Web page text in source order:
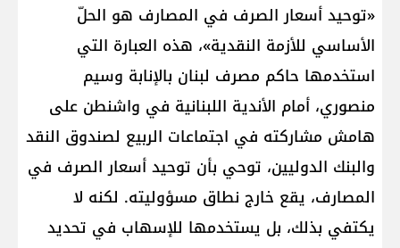
«توحيد أسعار الصرف في المصارف هو الحلّ
الأساسي للأزمة النقدية»، هذه العبارة التي
استخدمها حاكم مصرف لبنان بالإنابة وسيم
منصوري، أمام الأندية اللبنانية في واشنطن على
هامش مشاركته في اجتماعات الربيع لصندوق النقد
والبنك الدوليين، توحي بأن توحيد أسعار الصرف في
المصارف، يقع خارج نطاق مسؤوليته. لكنه لا
يكتفي بذلك، بل يستخدمها للإسهاب في تحديد